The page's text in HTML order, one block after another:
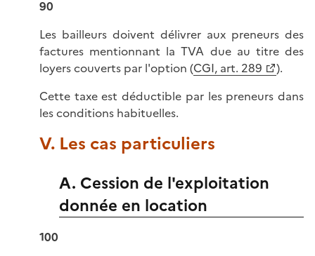
90
Les bailleurs doivent délivrer aux preneurs des
factures mentionnant la TVA due au titre des
loyers couverts par l'option (CGI, art. 289
).
Cette taxe est déductible par les preneurs dans
les conditions habituelles.
V. Les cas particuliers
A. Cession de l'exploitation
donnée en location
100